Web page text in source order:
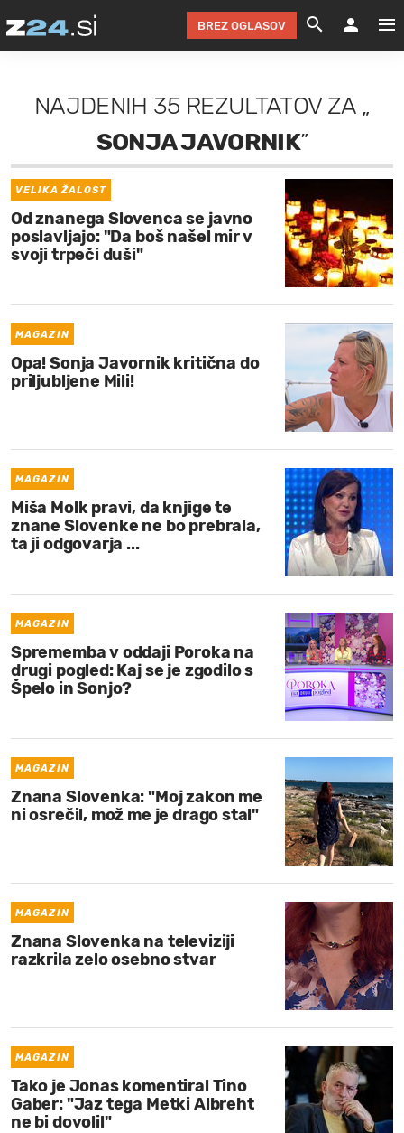
FESTIVAL ZA
FILM &
ODNOSI
HOROSKOP
SEM
AVTO
NA
IZ
POD
NA
ŽURNAL
MOJ
BREZ OGLASOV
NAJDENIH 35 REZULTATOVZA„
SONJA JAVORNIK”
VELIKA ŽALOST
Od znanega Slovenca se javno
poslavljajo: "Da boš našel mir v
svoji trpeči duši"
MAGAZIN
Opa! Sonja Javornik kritična do
priljubljene Mili!
MAGAZIN
Miša Molk pravi, da knjige te
znane Slovenke ne bo prebrala,
ta ji odgovarja ...
MAGAZIN
Sprememba v oddaji Poroka na
drugi pogled: Kaj se je zgodilo s
Špelo in Sonjo?
MAGAZIN
Znana Slovenka: "Moj zakon me
ni osrečil, mož me je drago stal"
MAGAZIN
Znana Slovenka na televiziji
razkrila zelo osebno stvar
MAGAZIN
Tako je Jonas komentiral Tino
Gaber: "Jaz tega Metki Albreht
ne bi dovolil"